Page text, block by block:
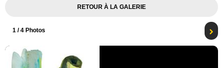
RETOUR À LA GALERIE
1 / 4 Photos